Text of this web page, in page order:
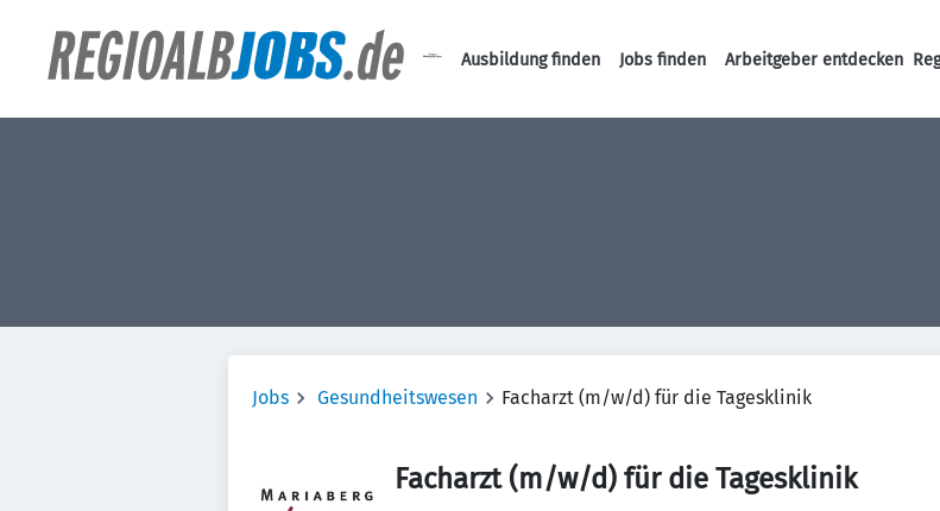
Haupt-Navigation
Ausbildung finden Jobs finden Arbeitgeber entdecken
Jobs Gesundheitswesen Facharzt (m/w/d) für die Tagesklinik
Facharzt (m/w/d) für die Tagesklinik